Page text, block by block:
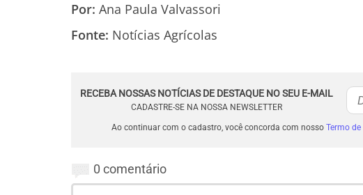
Por: Ana Paula Valvassori
Fonte: Notícias Agrícolas
RECEBA NOSSAS NOTÍCIAS DE DESTAQUE NO SEU E-MAIL
CADASTRE-SE NA NOSSA NEWSLETTER
Ao continuar com o cadastro, você concorda com nosso Termo
0 comentário